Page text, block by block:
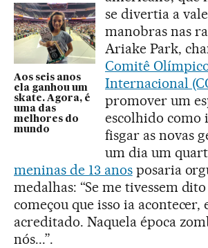
Aos seis anos
ela ganhou um
skate. Agora, é
uma das
melhores do
mundo
se divertia a
manobras nas
Ariake Park,
Comitê
Internacional
promover um
escolhido como
fisgar as novas
um dia um
meninas de 13 anosposaria
medalhas: “Se me tivessem
começou que isso ia acontecer,
acreditado. Naquela época
nós...”.